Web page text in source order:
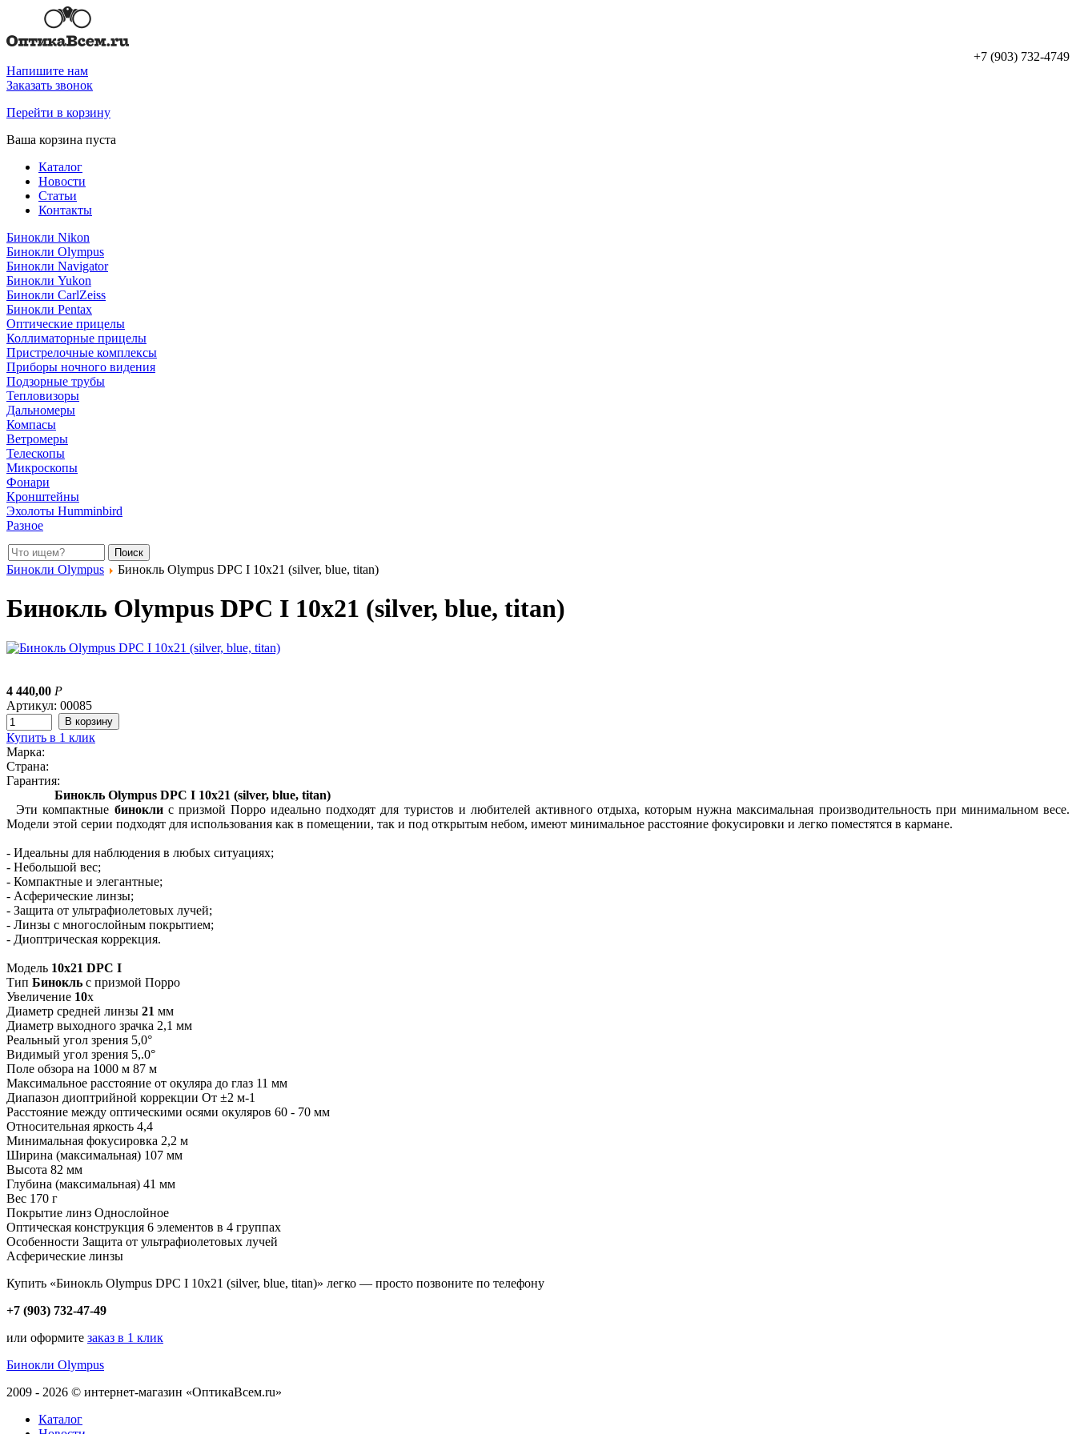
+7 (903) 732-4749
Напишите нам
Заказать звонок
Перейти в корзину
Ваша корзина пуста
Каталог
Новости
Статьи
Контакты
Бинокли Nikon
Бинокли Olympus
Бинокли Navigator
Бинокли Yukon
Бинокли CarlZeiss
Бинокли Pentax
Оптические прицелы
Коллиматорные прицелы
Пристрелочные комплексы
Приборы ночного видения
Подзорные трубы
Тепловизоры
Дальномеры
Компасы
Ветромеры
Телескопы
Микроскопы
Фонари
Кронштейны
Эхолоты Humminbird
Разное
Бинокли Olympus Бинокль Olympus DPC I 10x21 (silver, blue, titan)
Бинокль Olympus DPC I 10x21 (silver, blue, titan)
4 440,00 Р
Артикул: 00085
Купить в 1 клик
Марка:
Страна:
Гарантия:
Бинокль Olympus DPC I 10x21 (silver, blue, titan)
Эти компактные биноклис призмой Порро идеально подходят для туристов и любителей активного отдыха, которым нужна максимальная производительность при минимальном весе.
Модели этой серии подходят для использования как в помещении, так и под открытым небом, имеют минимальное расстояние фокусировки и легко поместятся в кармане.
- Идеальны для наблюдения в любых ситуациях;
- Небольшой вес;
- Компактные и элегантные;
- Асферические линзы;
- Защита от ультрафиолетовых лучей;
- Линзы с многослойным покрытием;
- Диоптрическая коррекция.
Модель 10x21 DPC I
Тип Бинокль с призмой Порро
Увеличение 10х
Диаметр средней линзы 21 мм
Диаметр выходного зрачка 2,1 мм
Реальный угол зрения 5,0°
Видимый угол зрения 5,.0°
Поле обзора на 1000 м 87 м
Максимальное расстояние от окуляра до глаз 11 мм
Диапазон диоптрийной коррекции Oт ±2 м-1
Расстояние между оптическими осями окуляров 60 - 70 мм
Относительная яркость 4,4
Минимальная фокусировка 2,2 м
Ширина (максимальная) 107 мм
Высота 82 мм
Глубина (максимальная) 41 мм
Вес 170 г
Покрытие линз Однослойное
Оптическая конструкция 6 элементов в 4 группах
Особенности Защита от ультрафиолетовых лучей
Асферические линзы
Купить «Бинокль Olympus DPC I 10x21 (silver, blue, titan)» легко — просто позвоните по телефону
+7 (903) 732-47-49
или оформите заказ в 1 клик
Бинокли Olympus
2009 - 2026 © интернет-магазин «ОптикаВсем.ru»
Каталог